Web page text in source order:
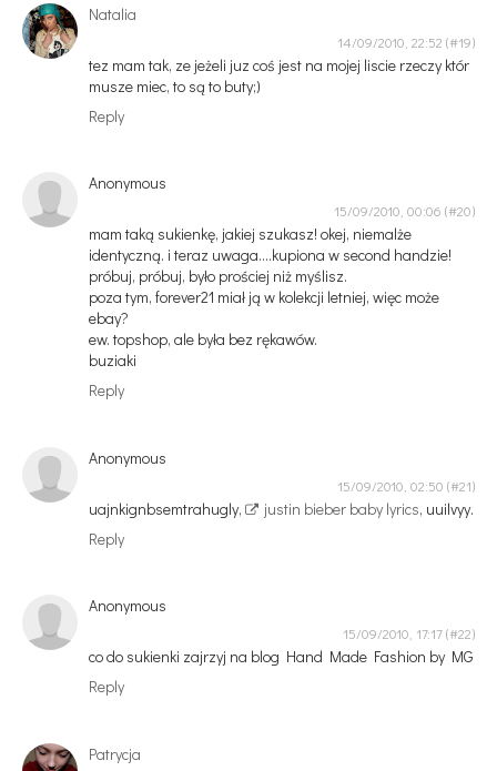
Natalia
14/09/2010, 22:52
tez mam tak, ze jeżeli juz coś jest na mojej liscie rzeczy któr
musze miec, to są to buty;)
Reply
Anonymous
15/09/2010, 00:06
mam taką sukienkę, jakiej szukasz! okej, niemalże
identyczną. i teraz uwaga....kupiona w second handzie!
próbuj, próbuj, było prościej niż myślisz.
poza tym, forever21 miał ją w kolekcji letniej, więc może
ebay?
ew. topshop, ale była bez rękawów.
buziaki
Reply
Anonymous
15/09/2010, 02:50
uajnkignbsemtrahugly, justin bieber baby lyrics, uuilvyy.
Reply
Anonymous
15/09/2010, 17:17
co do sukienki zajrzyj na blog Hand Made Fashion by MG
Reply
Patrycja